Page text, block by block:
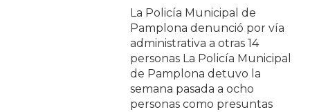
La Policía Municipal de
Pamplona denunció por vía
administrativa a otras 14
personas La Policía Municipal
de Pamplona detuvo la
semana pasada a ocho
personas como presuntas